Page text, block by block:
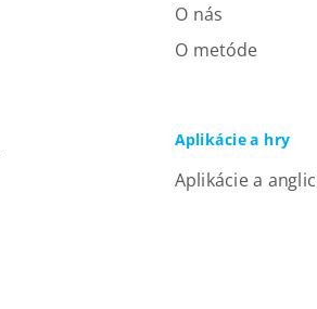
O nás
O metóde
Aplikácie a hry
Aplikácie a